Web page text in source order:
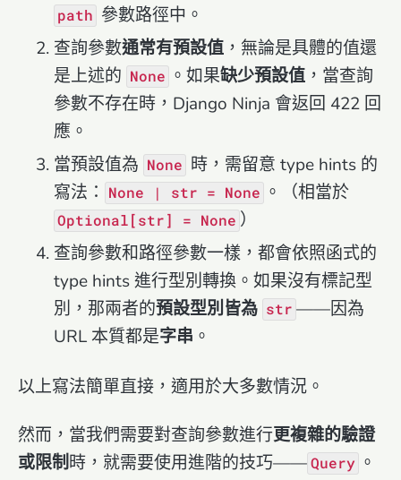
path 參數路徑中。
查詢參數通常有預設值 ，無論是具體的值還
是上述的 None 。如果缺少預設值 ，當查詢
參數不存在時，Django Ninja 會返回 422 回
應。
當預設值為 None 時，需留意 type hints 的
寫法：
None | str = None 。（相當於
Optional[str] = None ）
查詢參數和路徑參數一樣，都會依照函式的
type hints 進行型別轉換。如果沒有標記型
別，那兩者的預設型別皆為 str ——因為
URL 本質都是字串 。
以上寫法簡單直接，適用於大多數情況。
然而，當我們需要對查詢參數進行更複雜的驗證
或限制時，就需要使用進階的技巧——Query 。